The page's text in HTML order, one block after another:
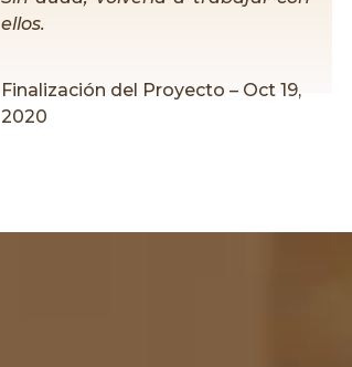
ellos.
Finalización del Proyecto – Oct 19,
2020